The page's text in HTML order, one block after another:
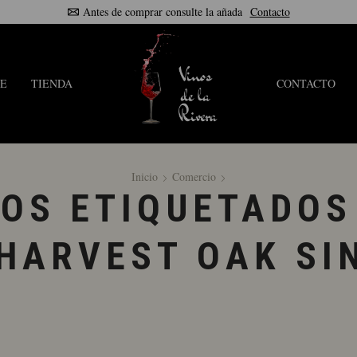
Antes de comprar consulte la añada Contacto
TIENDA CONTACTO
Inicio Comercio
OAK